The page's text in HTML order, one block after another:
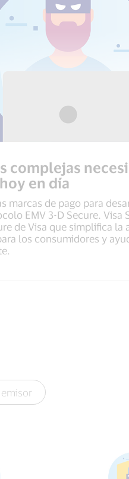
complejas
en día
marcas de pago para
EMV 3-D Secure. Visa
de Visa que simplifica
los consumidores y